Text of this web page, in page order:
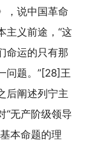
，说中国革命
主义前途，“这
命运的只有那
问题。”[28]王
后阐述列宁主
“无产阶级领导
本命题的理